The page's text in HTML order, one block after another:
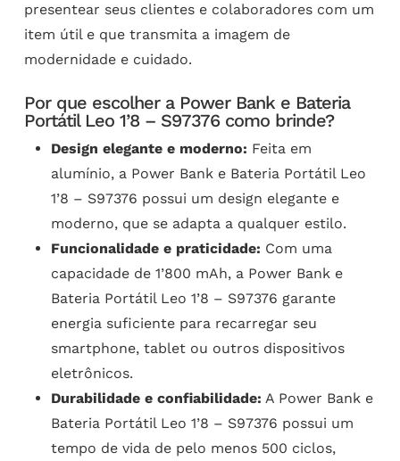
presentear seus clientes e colaboradores com um
item útil e que transmita a imagem de
modernidade e cuidado.
Por que escolher a Power Bank e Bateria
Portátil Leo 1’8 – S97376 como brinde?
Design elegante e moderno: Feita em
alumínio, a Power Bank e Bateria Portátil Leo
1’8 – S97376 possui um design elegante e
moderno, que se adapta a qualquer estilo.
Funcionalidade e praticidade: Com uma
capacidade de 1’800 mAh, a Power Bank e
Bateria Portátil Leo 1’8 – S97376 garante
energia suficiente para recarregar seu
smartphone, tablet ou outros dispositivos
eletrônicos.
Durabilidade e confiabilidade: A Power Bank e
Bateria Portátil Leo 1’8 – S97376 possui um
tempo de vida de pelo menos 500 ciclos,